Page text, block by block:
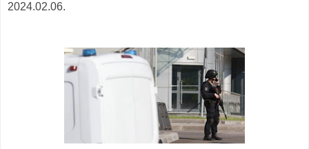
2024.02.06.